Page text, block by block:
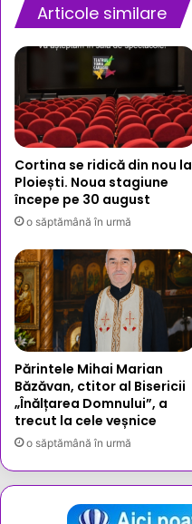
Articole similare
Cortina se ridică din nou la
Ploiești. Noua stagiune
începe pe 30 august
o săptămână în urmă
Părintele Mihai Marian
Băzăvan, ctitor al Bisericii
„Înălțarea Domnului”, a
trecut la cele veșnice
o săptămână în urmă